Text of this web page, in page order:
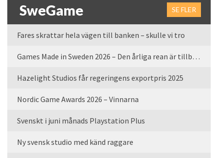
SweGame SE FLER
Fares skrattar hela vägen till banken – skulle vi tro
Games Made in Sweden 2026 – Den årliga rean är tillbaka
Hazelight Studios får regeringens exportpris 2025
Nordic Game Awards 2026 – Vinnarna
Svenskt i juni månads Playstation Plus
Ny svensk studio med känd raggare